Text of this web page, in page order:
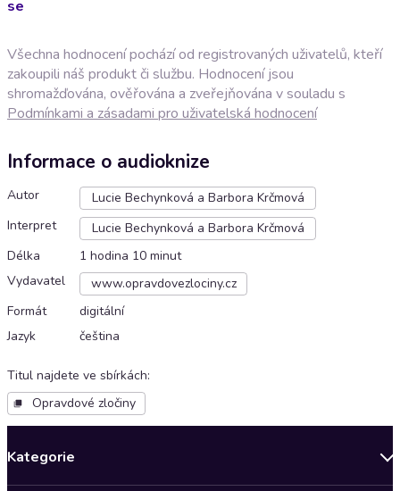
se
Všechna hodnocení pochází od registrovaných uživatelů, kteří
zakoupili náš produkt či službu. Hodnocení jsou
shromažďována, ověřována a zveřejňována v souladu s
Podmínkami a zásadami pro uživatelská hodnocení
Informace o audioknize
Autor
Lucie Bechynková a Barbora Krčmová
Interpret
Lucie Bechynková a Barbora Krčmová
Délka
1 hodina 10 minut
Vydavatel
www.opravdovezlociny.cz
Formát
digitální
Jazyk
čeština
Titul najdete ve sbírkách:
Opravdové zločiny
Kategorie